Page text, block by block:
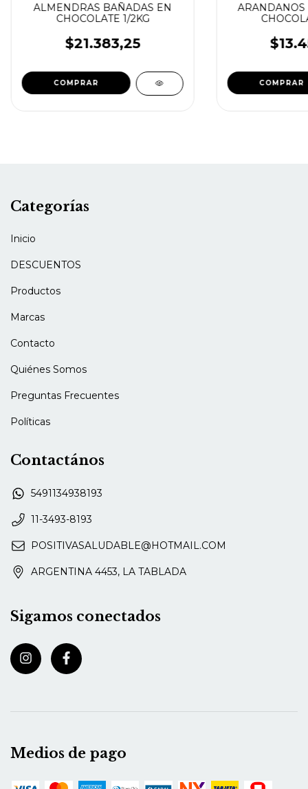
ALMENDRAS BAÑADAS EN
CHOCOLATE 1/2KG
$21.383,25
Categorías
Inicio
DESCUENTOS
Productos
Marcas
Contacto
Quiénes Somos
Preguntas Frecuentes
Políticas
Contactános
5491134938193
11-3493-8193
POSITIVASALUDABLE@HOTMAIL.COM
ARGENTINA 4453, LA TABLADA
Sigamos conectados
Medios de pago